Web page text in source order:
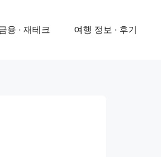
융 · 재테크 여행 정보 · 후기